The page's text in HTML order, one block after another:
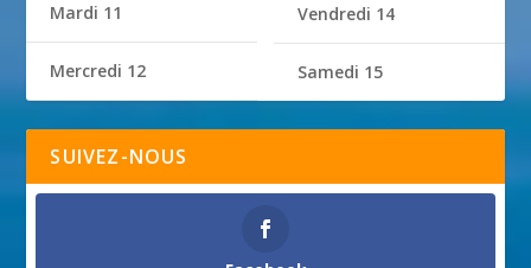
Mardi 11
Mercredi 12
Vendredi 14
Samedi 15
SUIVEZ-NOUS